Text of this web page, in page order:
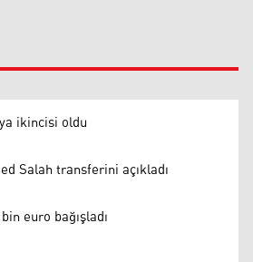
ikincisi oldu
Salah transferini açıkladı
euro bağışladı